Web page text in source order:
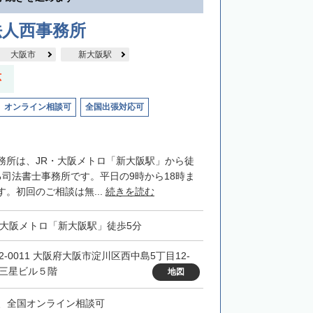
西事務所
大阪市 新大阪駅
オンライン相談可 全国出張対応可
所は、JR・大阪メトロ「新大阪駅」から徒
法書士事務所です。平日の9時から18時ま
。初回のご相談は無... 続きを読む
阪メトロ「新大阪駅」徒歩5分
0011 大阪府大阪市淀川区西中島5丁目12-
星ビル５階
地図
全国オンライン相談可